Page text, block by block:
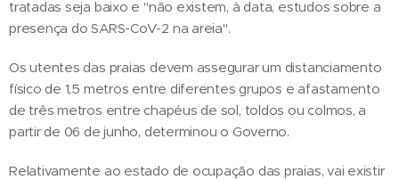
tratadas seja baixo e "não existem, à data, estudos sobre a
presença do SARS-CoV-2 na areia".
Os utentes das praias devem assegurar um distanciamento
físico de 1,5 metros entre diferentes grupos e afastamento
de três metros entre chapéus de sol, toldos ou colmos, a
partir de 06 de junho, determinou o Governo.
Relativamente ao estado de ocupação das praias, vai existir